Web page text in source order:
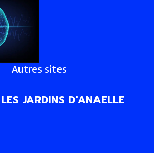
Autres sites
JARDINS D'ANAELLE